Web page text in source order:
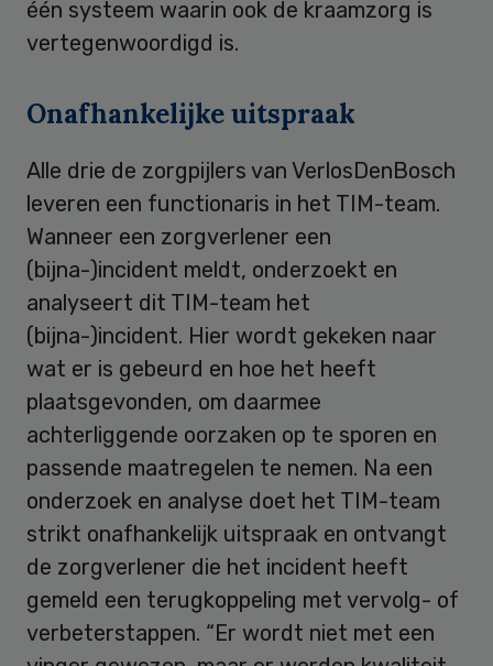
één systeem waarin ook de kraamzorg is
vertegenwoordigd is.
Onafhankelijke uitspraak
Alle drie de zorgpijlers van VerlosDenBosch
leveren een functionaris in het TIM-team.
Wanneer een zorgverlener een
(bijna-)incident meldt, onderzoekt en
analyseert dit TIM-team het
(bijna-)incident. Hier wordt gekeken naar
wat er is gebeurd en hoe het heeft
plaatsgevonden, om daarmee
achterliggende oorzaken op te sporen en
passende maatregelen te nemen. Na een
onderzoek en analyse doet het TIM-team
strikt onafhankelijk uitspraak en ontvangt
de zorgverlener die het incident heeft
gemeld een terugkoppeling met vervolg- of
verbeterstappen. “Er wordt niet met een